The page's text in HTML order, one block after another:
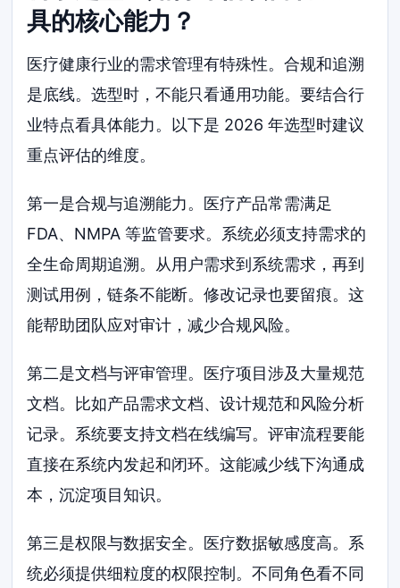
具的核心能力？
医疗健康行业的需求管理有特殊性。合规和追溯
是底线。选型时，不能只看通用功能。要结合行
业特点看具体能力。以下是 2026 年选型时建议
重点评估的维度。
第一是合规与追溯能力。医疗产品常需满足
FDA、NMPA 等监管要求。系统必须支持需求的
全生命周期追溯。从用户需求到系统需求，再到
测试用例，链条不能断。修改记录也要留痕。这
能帮助团队应对审计，减少合规风险。
第二是文档与评审管理。医疗项目涉及大量规范
文档。比如产品需求文档、设计规范和风险分析
记录。系统要支持文档在线编写。评审流程要能
直接在系统内发起和闭环。这能减少线下沟通成
本，沉淀项目知识。
第三是权限与数据安全。医疗数据敏感度高。系
统必须提供细粒度的权限控制。不同角色看不同